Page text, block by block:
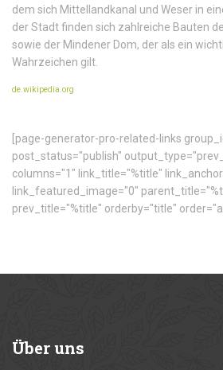
dem sich Mittellandkanal und Weser in
der Stadt finden sich zahlreiche Bauten
sowie der Mindener Dom, der als ein
Wahrzeichen gilt.
de.wikipedia.org
[page-generator-pro-related-links
post_status="publish"
columns="1" link_title="%title"
link_featured_image="0"
prev_title="%title" orderby="title"
Überuns